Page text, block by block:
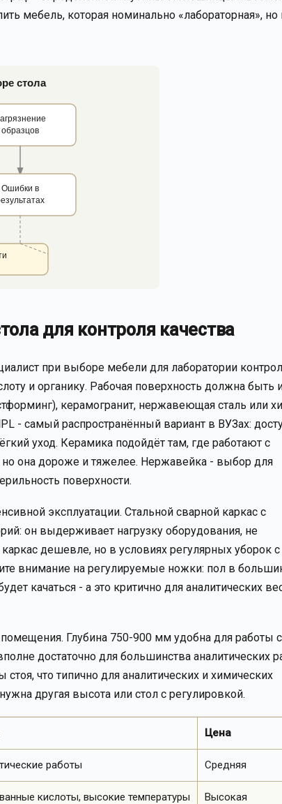
мебель, которая номинально «лабораторная», но
стола
образцов
Ошибки в
для контроля качества
при выборе мебели для лаборатории
и органику. Рабочая поверхность должна быть
керамогранит, нержавеющая сталь или
- самый распространённый вариант в ВУЗах:
уход. Керамика подойдёт там, где работают с
она дороже и тяжелее. Нержавейка - выбор для
поверхности.
эксплуатации. Стальной сварной каркас с
он выдерживает нагрузку оборудования, не
дешевле, но в условиях регулярных уборок с
внимание на регулируемые ножки: пол в
качаться - а это критично для аналитических
Глубина 750-900 мм удобна для работы с
достаточно для большинства аналитических
что типично для аналитических и химических
другая высота или стол с регулировкой.
Цена
работы Средняя
кислоты, высокие температуры Высокая